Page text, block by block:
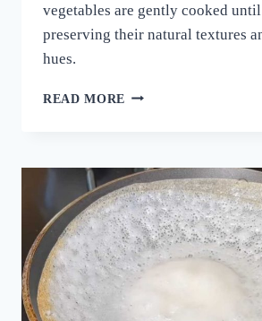
vegetables are gently cooked
preserving their natural textures
hues.
READ MORE ഈ
ചേർത്താൽ
അവിയൽ
കിടിലൻ
രുചിയാകും;
ഓണം
സദ്യ
അവിയൽ